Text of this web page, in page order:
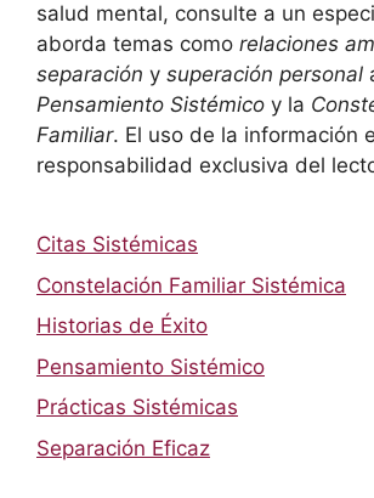
salud mental, consulte a un
aborda temas como relaciones
separación y superación personal
Pensamiento Sistémico y la
Familiar. El uso de la información
responsabilidad exclusiva del
Citas Sistémicas
Constelación Familiar Sistémica
Historias de Éxito
Pensamiento Sistémico
Prácticas Sistémicas
Separación Eficaz